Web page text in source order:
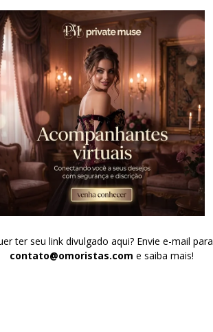
ter seu link divulgado aqui? Envie e-mail para
contato@omoristas.com e saiba mais!